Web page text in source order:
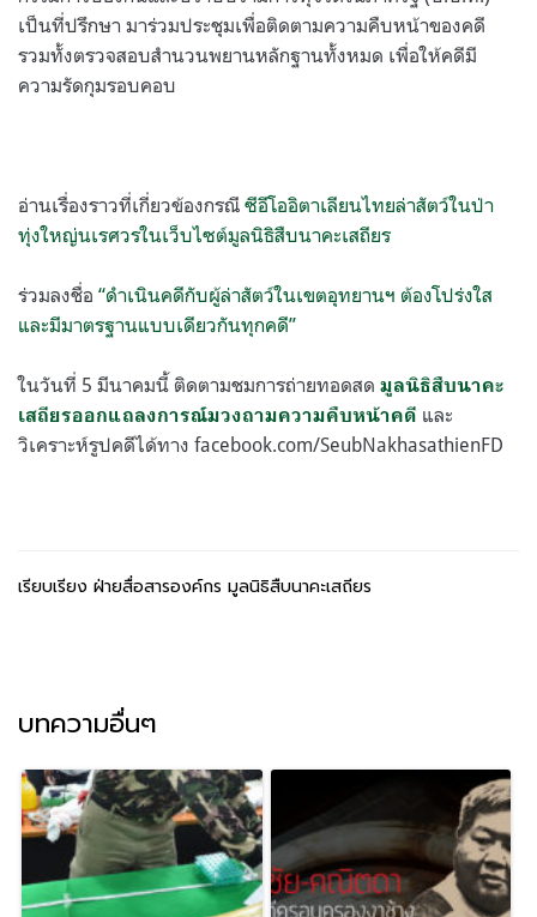
เป็นที่ปรึกษา มาร่วมประชุมเพื่อติดตามความคืบหน้าของคดี
รวมทั้งตรวจสอบสำนวนพยานหลักฐานทั้งหมด เพื่อให้คดีมี
ความรัดกุมรอบคอบ
อ่านเรื่องราวที่เกี่ยวข้องกรณี ซีอีโออิตาเลียนไทยล่าสัตว์ในป่า
ทุ่งใหญ่นเรศวรในเว็บไซต์มูลนิธิสืบนาคะเสถียร
ร่วมลงชื่อ “ดำเนินคดีกับผู้ล่าสัตว์ในเขตอุทยานฯ ต้องโปร่งใส
และมีมาตรฐานแบบเดียวกันทุกคดี”
ในวันที่ 5 มีนาคมนี้ ติดตามชมการถ่ายทอดสด มูลนิธิสืบนาคะ
เสถียรออกแถลงการณ์มวงถามความคืบหน้าคดี และ
วิเคราะห์รูปคดีได้ทาง facebook.com/SeubNakhasathienFD
เรียบเรียง ฝ่ายสื่อสารองค์กร มูลนิธิสืบนาคะเสถียร
บทความอื่นๆ